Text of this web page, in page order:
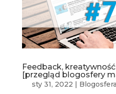
Feedback,
[przegląd blogosfery
sty 31, 2022 | Blogosfera